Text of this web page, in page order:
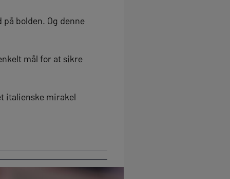
bolden. Og denne
mål for at sikre
italienske mirakel